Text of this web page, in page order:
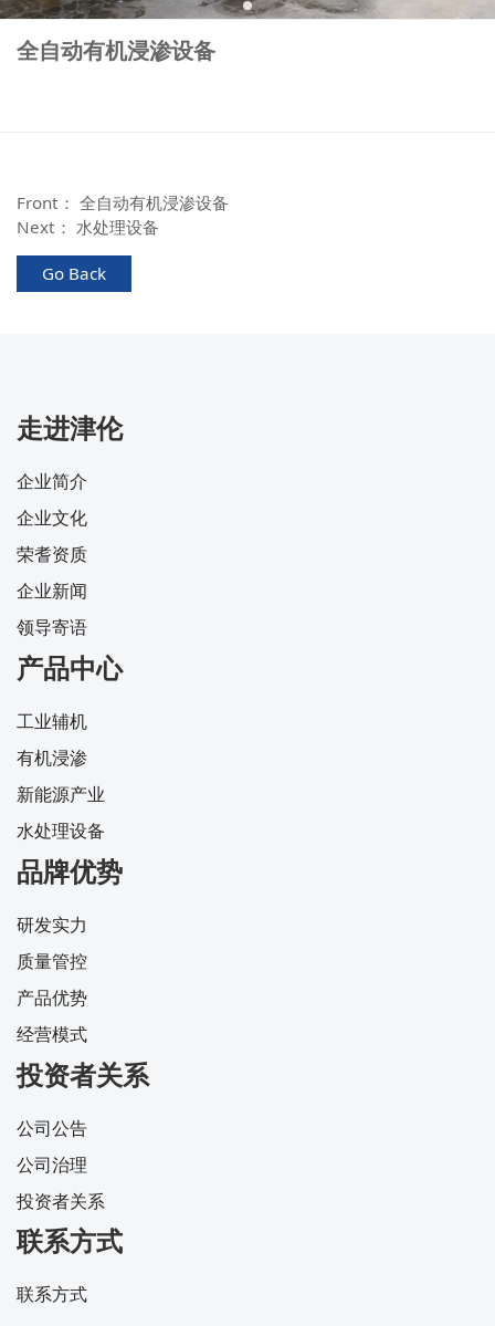
全自动有机浸渗设备
Front：全自动有机浸渗设备
Next： 水处理设备
Go Back
走进津伦
企业简介
企业文化
荣耆资质
企业新闻
领导寄语
产品中心
工业辅机
有机浸渗
新能源产业
水处理设备
品牌优势
研发实力
质量管控
产品优势
经营模式
投资者关系
公司公告
公司治理
投资者关系
联系方式
联系方式